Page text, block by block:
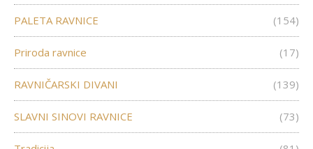
PALETA RAVNICE (154)
Priroda ravnice (17)
RAVNIČARSKI DIVANI (139)
SLAVNI SINOVI RAVNICE (73)